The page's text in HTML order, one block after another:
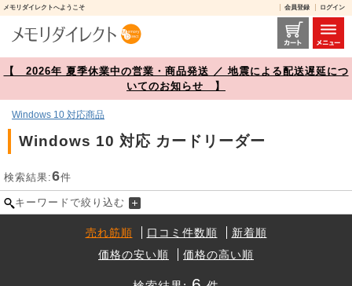
メモリダイレクトへようこそ 会員登録 ログイン
Windows 10 対応 カードリーダー 商品一覧【メモリダイレクト】
【 2026年 夏季休業中の営業・商品発送 ／ 地震による配送遅延につ
いてのお知らせ 】
Windows 10 対応商品
Windows 10 対応 カードリーダー
検索結果:6件
キーワードで絞り込む
売れ筋順 口コミ件数順
新着順
価格の安い順
価格の高い順